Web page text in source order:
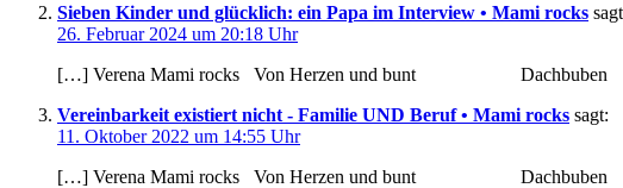
Sieben Kinder und glücklich: ein Papa im Interview • Mami rocks
26. Februar 2024 um 20:18 Uhr
[…] Verena Mami rocks Von Herzen und bunt
Vereinbarkeit existiert nicht - Familie UND Beruf • Mami rocks sagt:
11. Oktober 2022 um 14:55 Uhr
[…] Verena Mami rocks Von Herzen und bunt